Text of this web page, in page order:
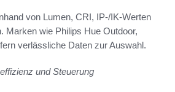
von Lumen, CRI, IP-/IK-Werten
Marken wie Philips Hue Outdoor,
verlässliche Daten zur Auswahl.
und Steuerung